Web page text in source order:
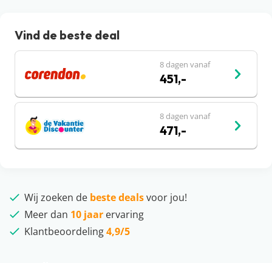
Vind de beste deal
8 dagen vanaf
451,-
8 dagen vanaf
471,-
Wij zoeken de beste dealsvoor jou!
Meer dan 10 jaar ervaring
Klantbeoordeling4,9/5